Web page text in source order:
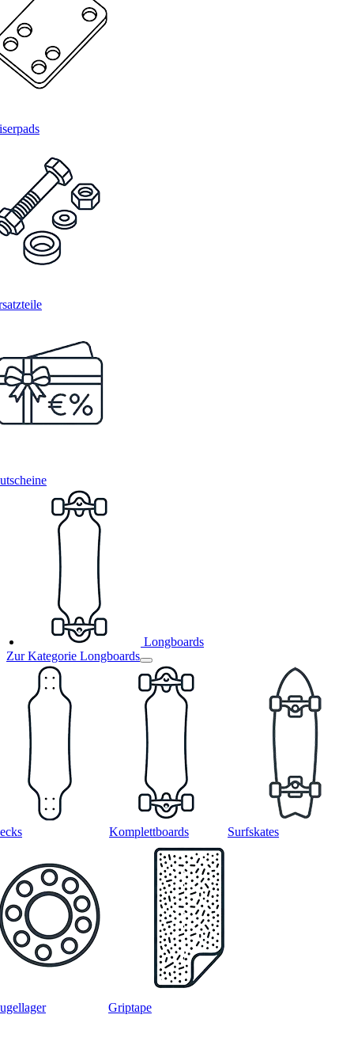
Longboards
Zur Kategorie Longboards
Komplettboards Surfskates
Griptape